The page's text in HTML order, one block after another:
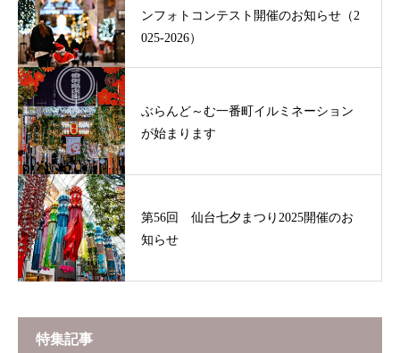
ンフォトコンテスト開催のお知らせ（2
025-2026）
ぶらんど～む一番町イルミネーション
が始まります
第56回 仙台七夕まつり2025開催のお
知らせ
特集記事